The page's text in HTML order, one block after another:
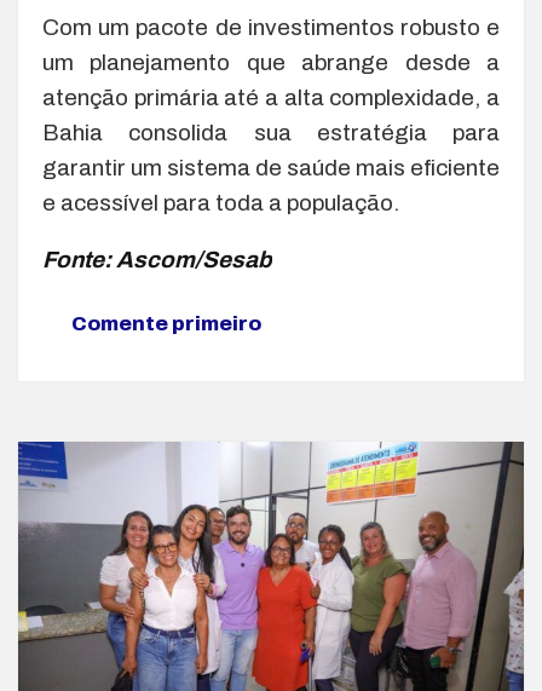
Com um pacote de investimentos robusto e
um planejamento que abrange desde a
atenção primária até a alta complexidade, a
Bahia consolida sua estratégia para
garantir um sistema de saúde mais eficiente
e acessível para toda a população.
Fonte: Ascom/Sesab
Comente primeiro